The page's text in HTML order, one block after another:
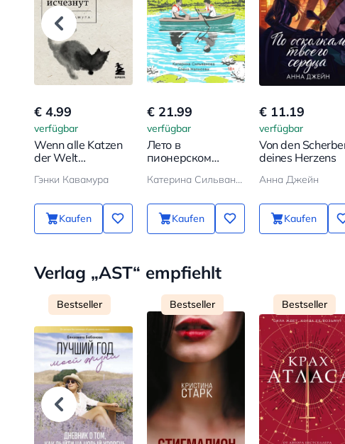
€ 4.99
verfügbar
Wenn alle Katzen
der Welt
Гэнки Кавамура
Kaufen
€ 21.99
verfügbar
Лето в
пионерском
Катерина Сильванова, Елена Малисова
Kaufen
€ 11.19
verfügbar
Von den
deines Herzens
Анна Джейн
Kaufen
Verlag „AST“ empfiehlt
Bestseller Bestseller Bestseller